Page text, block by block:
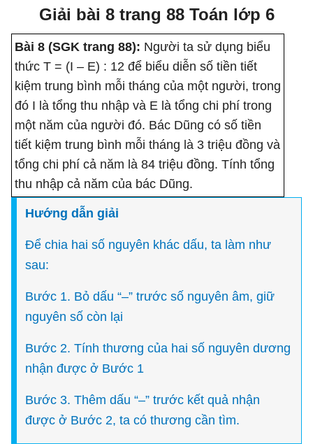
Giải bài 8 trang 88 Toán lớp 6
Bài 8 (SGK trang 88): Người ta sử dụng biểu
thức T = (I – E) : 12 để biểu diễn số tiền tiết
kiệm trung bình mỗi tháng của một người, trong
đó I là tổng thu nhập và E là tổng chi phí trong
một năm của người đó. Bác Dũng có số tiền
tiết kiệm trung bình mỗi tháng là 3 triệu đồng và
tổng chi phí cả năm là 84 triệu đồng. Tính tổng
thu nhập cả năm của bác Dũng.
Hướng dẫn giải
Để chia hai số nguyên khác dấu, ta làm như
sau:
Bước 1. Bỏ dấu “–” trước số nguyên âm, giữ
nguyên số còn lại
Bước 2. Tính thương của hai số nguyên dương
nhận được ở Bước 1
Bước 3. Thêm dấu “–” trước kết quả nhận
được ở Bước 2, ta có thương cần tìm.